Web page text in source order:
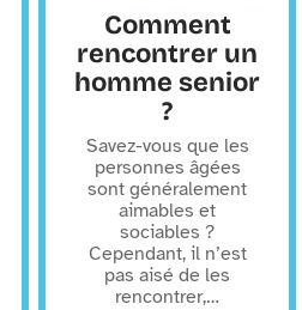
Comment
rencontrer un
homme senior
?
Savez-vous que les
personnes âgées
sont généralement
aimables et
sociables ?
Cependant, il n’est
pas aisé de les
rencontrer,…